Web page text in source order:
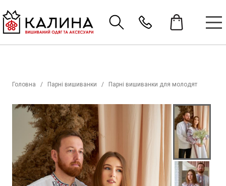
Головна Парні вишиванки Парні вишиванки для молодят